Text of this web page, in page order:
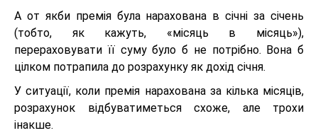
А от якби премія була нарахована в січні за січень
(тобто, як кажуть, «місяць в місяць»),
перераховувати її суму було б не потрібно. Вона б
цілком потрапила до розрахунку як дохід січня.
У ситуації, коли премія нарахована за кілька місяців,
розрахунок відбуватиметься схоже, але трохи
інакше.